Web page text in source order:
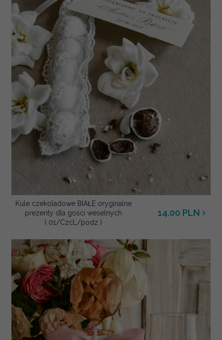
Kule czekoladowe BIAŁE oryginalne
prezenty dla gości weselnych
( 01/CzcL/podz )
14.00 PLN